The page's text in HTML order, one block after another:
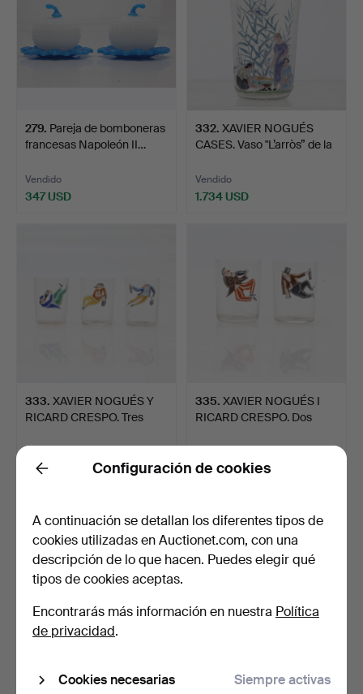
279. Pareja de bomboneras
francesas Napoleón II…
Vendido
347 USD
332. XAVIER NOGUÉS
CASES. Vaso "L’arròs” de la
Vendido
1.734 USD
333. XAVIER NOGUÉS Y
RICARD CRESPO. Tres
1.503 USD
335. XAVIER NOGUÉS I
RICARD CRESPO. Dos
1.503 USD
337
JOSEP MARIA GOL.
Copa.
JOSEP MARIA GOL.
Back Configuración de cookies
A continuación se detallan los diferentes tipos de
cookies utilizadas en Auctionet.com, con una
descripción de lo que hacen. Puedes elegir qué
tipos de cookies aceptas.
Encontrarás más información en nuestra Política
de privacidad.
Cookies necesarias Siempre activas